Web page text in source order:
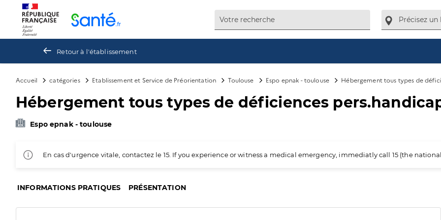
Retour à l'établissement
Accueil catégories Etablissement et Service de Préorientation Toulouse Espo epnak - toulouse Hébergement tous types de
Hébergement tous types de déficiences
Espo epnak - toulouse
En cas d'urgence vitale, contactez le 15. If you experience or witness a medical emergency, immediatly call 15 (the
INFORMATIONS PRATIQUES PRÉSENTATION
Panneau de gestion des cookies